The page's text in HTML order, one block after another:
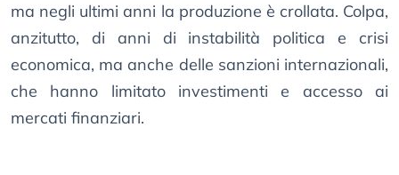
ma negli ultimi anni la produzione è crollata. Colpa,
anzitutto, di anni di instabilità politica e crisi
economica, ma anche delle sanzioni internazionali,
che hanno limitato investimenti e accesso ai
mercati finanziari.